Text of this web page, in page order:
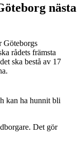
nästa
Göteborgs
rådets främsta
ska bestå av 17
kan ha hunnit bli
Det gör